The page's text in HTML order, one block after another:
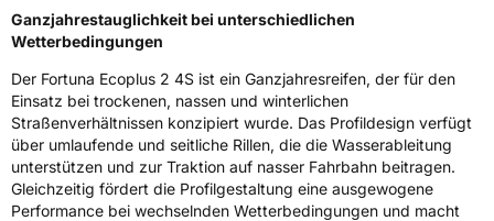
Zustand Neureifen
VerstärktXL
EU Label
EffizienzD
Ganzjahrestauglichkeit bei unterschiedlichen
Wetterbedingungen
Der Fortuna Ecoplus 2 4S ist ein Ganzjahresreifen, der für den
Einsatz bei trockenen, nassen und winterlichen
Straßenverhältnissen konzipiert wurde. Das Profildesign verfügt
über umlaufende und seitliche Rillen, die die Wasserableitung
unterstützen und zur Traktion auf nasser Fahrbahn beitragen.
Gleichzeitig fördert die Profilgestaltung eine ausgewogene
Performance bei wechselnden Wetterbedingungen und macht